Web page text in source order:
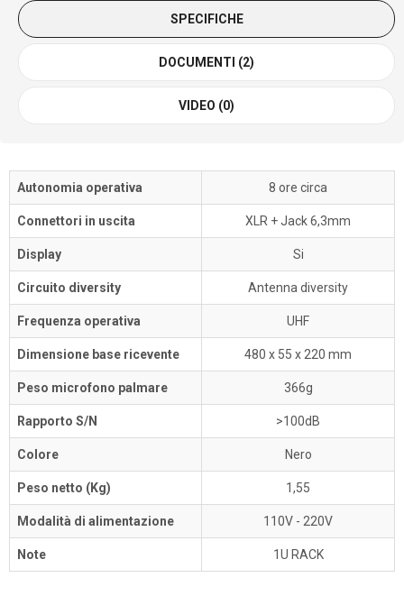
SPECIFICHE
DOCUMENTI (2)
VIDEO (0)
Autonomia operativa 8 ore circa
Connettori in uscita XLR + Jack 6,3mm
Display Si
Circuito diversity Antenna diversity
Frequenza operativa UHF
Dimensione base ricevente 480 x 55 x 220 mm
Peso microfono palmare 366g
Rapporto S/N >100dB
Colore Nero
Peso netto (Kg) 1,55
Modalità di alimentazione 110V - 220V
Note 1U RACK